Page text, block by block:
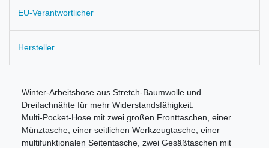
EU-Verantwortlicher
Hersteller
Winter-Arbeitshose aus Stretch-Baumwolle und
Dreifachnähte für mehr Widerstandsfähigkeit.
Multi-Pocket-Hose mit zwei großen Fronttaschen, einer
Münztasche, einer seitlichen Werkzeugtasche, einer
multifunktionalen Seitentasche, zwei Gesäßtaschen mit